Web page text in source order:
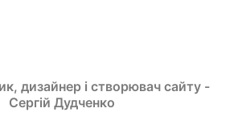
дизайнер і створювач сайту -
Сергій Дудченко